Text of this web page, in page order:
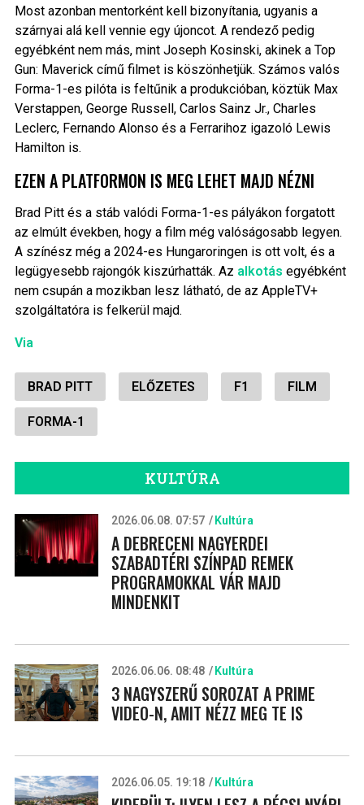
Most azonban mentorként kell bizonyítania, ugyanis a
szárnyai alá kell vennie egy újoncot. A rendező pedig
egyébként nem más, mint Joseph Kosinski, akinek a Top
Gun: Maverick című filmet is köszönhetjük. Számos valós
Forma-1-es pilóta is feltűnik a produkcióban, köztük Max
Verstappen, George Russell, Carlos Sainz Jr., Charles
Leclerc, Fernando Alonso és a Ferrarihoz igazoló Lewis
Hamilton is.
EZEN A PLATFORMON IS MEG LEHET MAJD NÉZNI
Brad Pitt és a stáb valódi Forma-1-es pályákon forgatott
az elmúlt években, hogy a film még valóságosabb legyen.
A színész még a 2024-es Hungaroringen is ott volt, és a
legügyesebb rajongók kiszúrhatták. Az alkotás egyébként
nem csupán a mozikban lesz látható, de az AppleTV+
szolgáltatóra is felkerül majd.
Via
BRAD PITT ELŐZETES F1 FILM
FORMA-1
KULTÚRA
2026.06.08. 07:57 Kultúra
A DEBRECENI NAGYERDEI
SZABADTÉRI SZÍNPAD REMEK
PROGRAMOKKAL VÁR MAJD
MINDENKIT
2026.06.06. 08:48 Kultúra
3 NAGYSZERŰ SOROZAT A PRIME
VIDEO-N, AMIT NÉZZ MEG TE IS
2026.06.05. 19:18 Kultúra